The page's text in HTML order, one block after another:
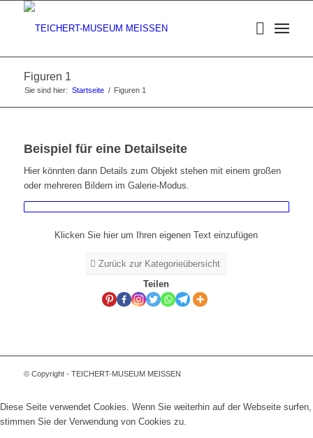
Figuren 1
Sie sind hier: Startseite / Figuren 1
Beispiel für eine Detailseite
Hier könnten dann Details zum Objekt stehen mit einem großen
oder mehreren Bildern im Galerie-Modus.
Klicken Sie hier um Ihren eigenen Text einzufügen
Zurück zur Kategorieübersicht
Teilen
© Copyright - TEICHERT-MUSEUM MEISSEN
Diese Seite verwendet Cookies. Wenn Sie weiterhin auf der Webseite surfen,
stimmen Sie der Verwendung von Cookies zu.